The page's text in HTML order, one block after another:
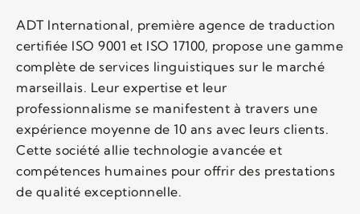
ADT International, première agence de traduction
certifiée ISO 9001 et ISO 17100, propose une gamme
complète de services linguistiques sur le marché
marseillais. Leur expertise et leur
professionnalisme se manifestent à travers une
expérience moyenne de 10 ans avec leurs clients.
Cette société allie technologie avancée et
compétences humaines pour offrir des prestations
de qualité exceptionnelle.